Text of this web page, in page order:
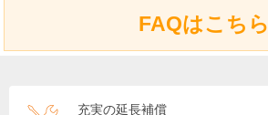
FAQはこちら
充実の延長補償